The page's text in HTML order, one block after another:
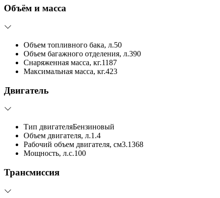
Объём и масса
Объем топливного бака, л.50
Объем багажного отделения, л.390
Снаряженная масса, кг.1187
Максимальная масса, кг.423
Двигатель
Тип двигателяБензиновый
Объем двигателя, л.1.4
Рабочий объем двигателя, см3.1368
Мощность, л.с.100
Трансмиссия